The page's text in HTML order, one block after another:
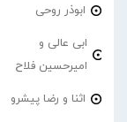
ابوذر روحی
ابی عالی و
امیرحسین فلاح
اثنا و رضا پیشرو